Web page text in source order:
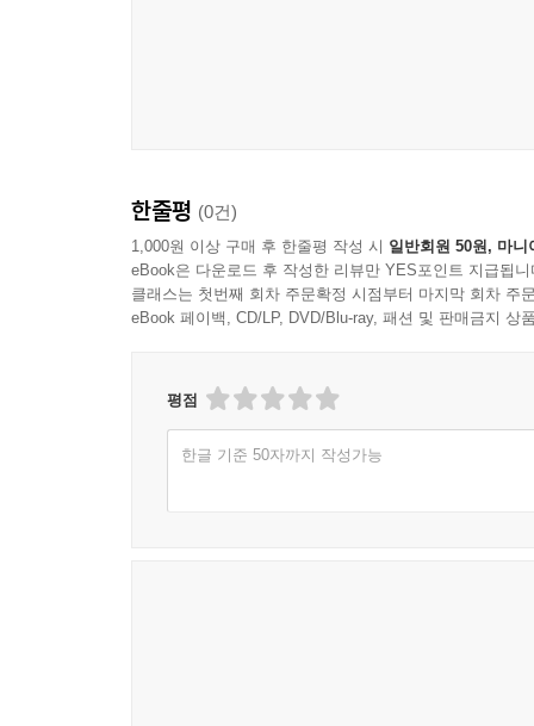
한줄평 (0건)
1,000원 이상 구매 후 한줄평 작성 시 일반회원 50원, 마니
eBook은 다운로드 후 작성한 리뷰만 YES포인트 지급됩니
클래스는 첫번째 회차 주문확정 시점부터 마지막 회차 주
eBook 페이백, CD/LP, DVD/Blu-ray, 패션 및 판매금지 상
평점
한글 기준 50자까지 작성가능